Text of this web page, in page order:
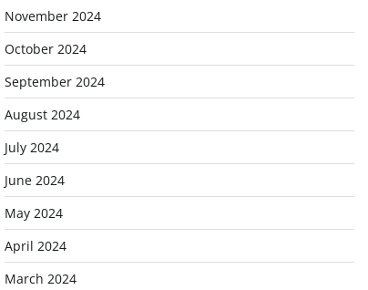
November 2024
October 2024
September 2024
August 2024
July 2024
June 2024
May 2024
April 2024
March 2024